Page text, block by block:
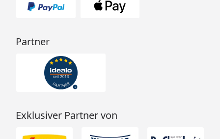
Partner
Exklusiver Partner von